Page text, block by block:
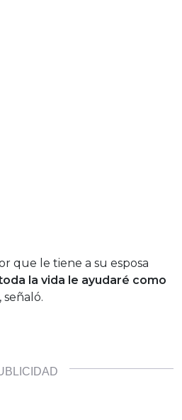
que le tiene a su esposa
la vida le ayudaré como
, señaló.